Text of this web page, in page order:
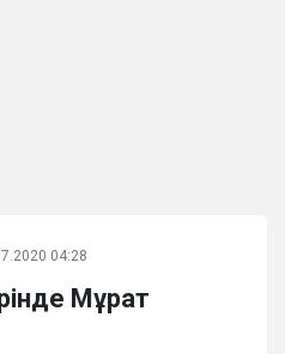
04:28
Мұрат